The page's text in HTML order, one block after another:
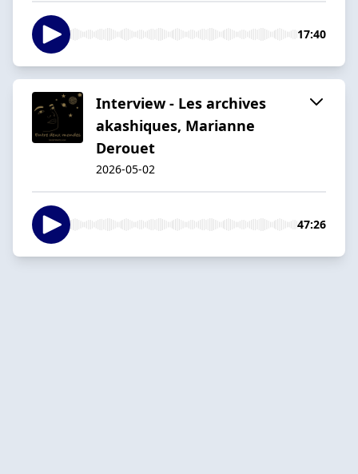
17:40
Interview - Les archives
akashiques, Marianne
Derouet
2026-05-02
47:26